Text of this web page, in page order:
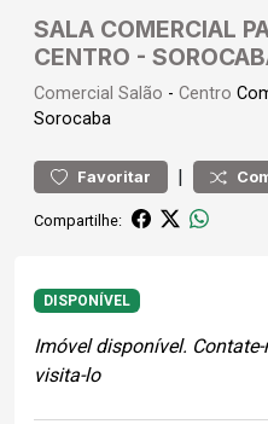
SALA COMERCIAL
CENTRO -
Comercial Salão - Centro
Sorocaba
Favoritar |
Compartilhe:
DISPONÍVEL
Imóvel disponível.
visita-lo